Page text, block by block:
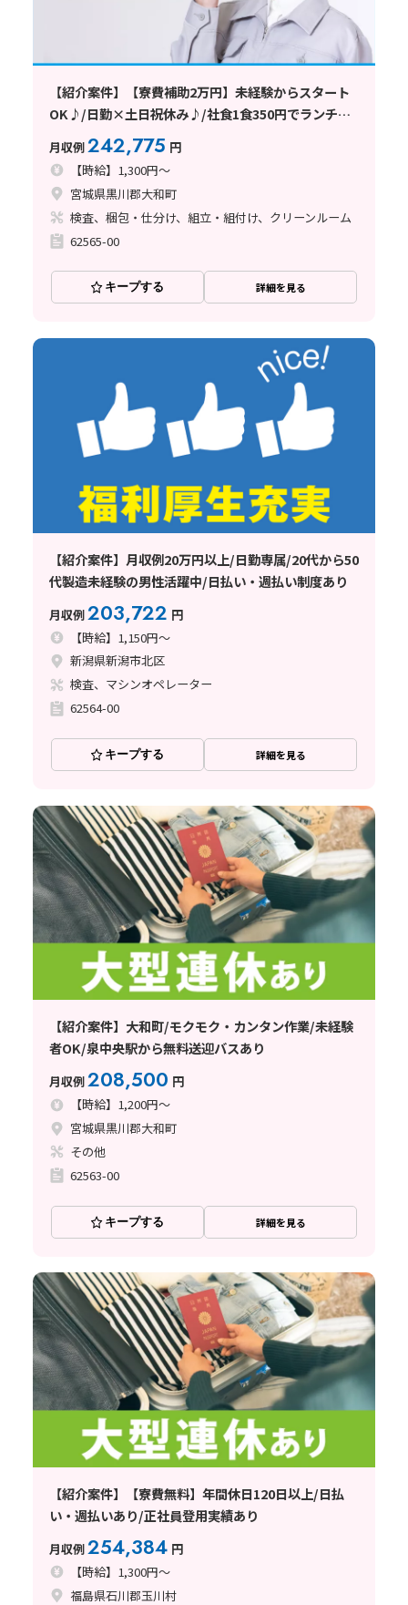
【紹介案件】【寮費補助2万円】未経験からスタート
OK♪/日勤×土日祝休み♪/社食1食350円でランチ節
月収例242,775 円
【時給】1,300円～
宮城県黒川郡大和町
検査、梱包・仕分け、組立・組付け、クリーンルーム
62565-00
キープする 詳細を見る
【紹介案件】月収例20万円以上/日勤専属/20代から50
代製造未経験の男性活躍中/日払い・週払い制度あり
月収例203,722 円
【時給】1,150円～
新潟県新潟市北区
検査、マシンオペレーター
62564-00
キープする 詳細を見る
【紹介案件】大和町/モクモク・カンタン作業/未経験
者OK/泉中央駅から無料送迎バスあり
月収例208,500 円
【時給】1,200円～
宮城県黒川郡大和町
その他
62563-00
キープする 詳細を見る
【紹介案件】【寮費無料】年間休日120日以上/日払
い・週払いあり/正社員登用実績あり
月収例254,384 円
【時給】1,300円～
福島県石川郡玉川村